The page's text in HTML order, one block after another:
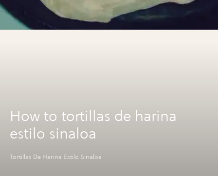
How to tortillas de harina
estilo sinaloa
Tortillas De Harina Estilo Sinaloa